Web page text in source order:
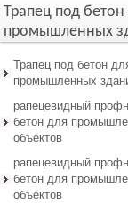
Трапец под бетон
промышленных
Трапец под бетон
промышленных
рапецевидный
бетон для
объектов
рапецевидный
бетон для
объектов